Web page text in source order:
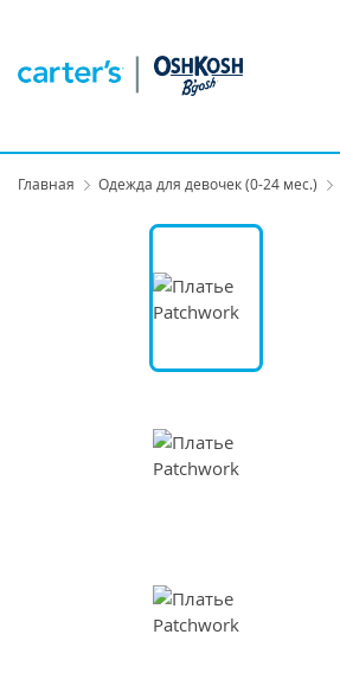
Главная Одежда для девочек (0-24 мес.)